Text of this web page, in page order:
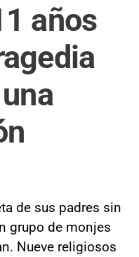
años
de sus padres sin
grupo de monjes
Nueve religiosos